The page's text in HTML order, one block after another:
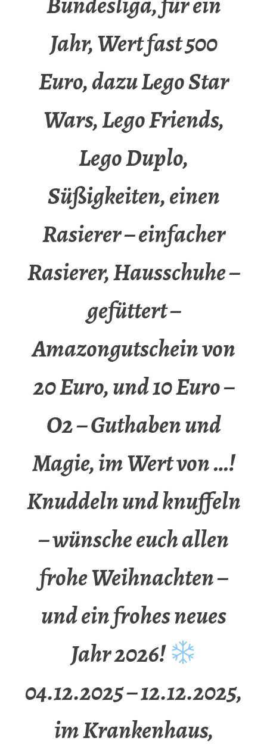
Jahr, Wert fast 500
Euro, dazu Lego Star
Wars, Lego Friends,
Lego Duplo,
Süßigkeiten, einen
Rasierer – einfacher
Rasierer, Hausschuhe –
gefüttert –
Amazongutschein von
20 Euro, und 10 Euro –
O2 – Guthaben und
Magie, im Wert von …!
Knuddeln und knuffeln
– wünsche euch allen
frohe Weihnachten –
und ein frohes neues
Jahr 2026!
04.12.2025 – 12.12.2025,
im Krankenhaus,